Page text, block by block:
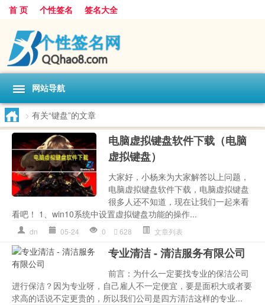
首 页 个性签名 签名大全
网站导航
> 有关“键盘”的文章
电脑虚拟键盘软件下载（电脑
虚拟键盘）
大家好，小杨来为大家解答以上问题，
电脑虚拟键盘软件下载，电脑虚拟键盘
很多人还不知道，现在让我们一起来看
看吧！ 1、win10系统中设置虚拟键盘功能的操作...
dn 05-24 0 628 文章列表
专业清洁 - 清洁服务有限公司
前言：为什么一定要找专业的保洁公司
进行保洁？因为专业呀，自己雇人不一定便宜，要是面积大或者要
求高的话说不定更贵的，所以我们公司是四方清洁这样的专业...